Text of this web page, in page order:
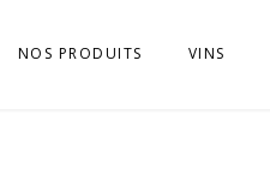
NOS PRODUITS VINS